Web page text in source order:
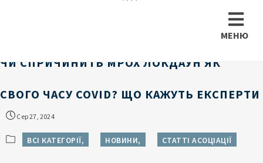
МЕНЮ
ЧИ СПРИЧИНИТЬ MPOX ЛОКДАУН ЯК
СВОГО ЧАСУ COVID? ЩО КАЖУТЬ ЕКСПЕРТИ
Сер 27, 2024
ВСІ КАТЕГОРІЇ, НОВИНИ, СТАТТІ АСОЦІАЦІЇ